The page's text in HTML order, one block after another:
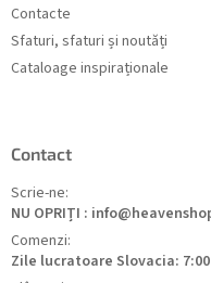
Contacte
Sfaturi, sfaturi și noutăți
Cataloage inspiraționale
Contact
Scrie-ne:
NU OPRIȚI :
Comenzi:
Zile lucratoare Slovacia: 7:00